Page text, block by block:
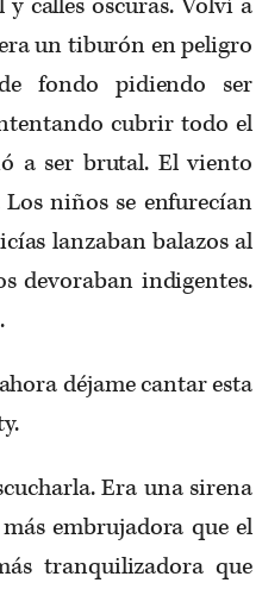
calles oscuras. Volví a
un tiburón en peligro
fondo pidiendo ser
cubrir todo el
a ser brutal. El viento
Los niños se enfurecían
lanzaban balazos al
devoraban indigentes.
déjame cantar esta
Era una sirena
embrujadora que el
tranquilizadora que